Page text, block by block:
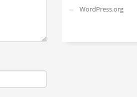
WordPress.org